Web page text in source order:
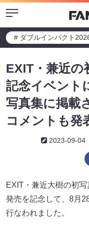
Menu
# ダブルインパクト
EXIT・兼近の
記念イベント
写真集に掲載
コメントも発
2023-09-04
EXIT・兼近大樹の初
発売を記念して、8月
行なわれました。